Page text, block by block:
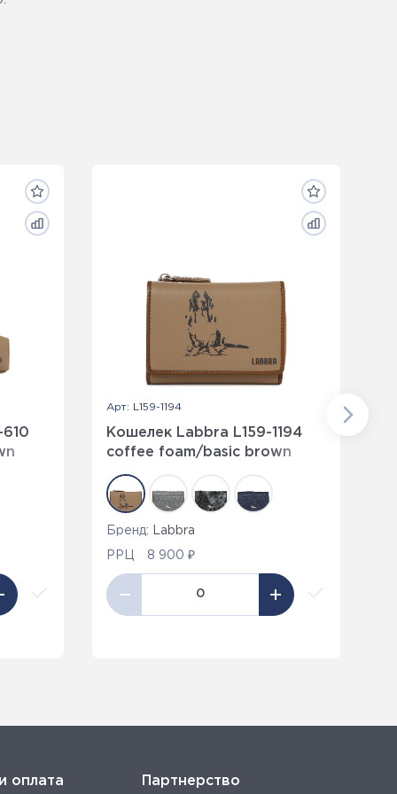
Арт: L159-1194
Кошелек Labbra L159-1194
coffee foam/basic brown
Бренд: Labbra
РРЦ 8 900 ₽
оплата Партнерство